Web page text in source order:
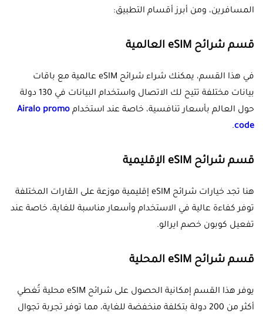
المسافرين، ومن أبرز أقسام التطبيق:
قسم شرائح eSIM العالمية
في هذا القسم، يمكنك شراء شرائح eSIM عالمية مع باقات
بيانات مختلفة تتيح لك الاتصال واستخدام البيانات في 130 دولة
حول العالم بأسعار تنافسية، خاصة عند استخدام Airalo promo
code
.
قسم شرائح eSIM الإقليمية
هنا تجد خيارات شرائح eSIM إقليمية موزعة على القارات المختلفة
توفر كفاءة عالية في الاستخدام وأسعار مناسبة للغاية، خاصة عند
تفعيل كوبون خصم ايرالو.
قسم شرائح eSIM المحلية
يوفر هذا القسم إمكانية الحصول على شرائح eSIM محلية تُغطي
أكثر من 200 دولة بتكلفة منخفضة للغاية، مما توفر تجربة تجوال